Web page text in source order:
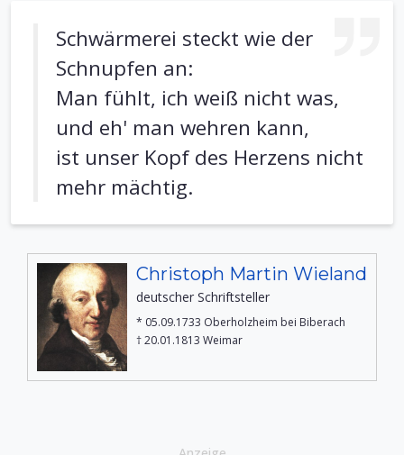
Schwärmerei steckt wie der
Schnupfen an:
Man fühlt, ich weiß nicht was,
und eh' man wehren kann,
ist unser Kopf des Herzens nicht
mehr mächtig.
Christoph Martin Wieland
deutscher Schriftsteller
* 05.09.1733 Oberholzheim bei Biberach
† 20.01.1813 Weimar